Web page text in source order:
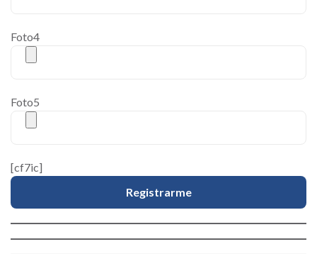
Foto4
Foto5
[cf7ic]